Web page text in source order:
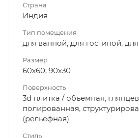
Страна
Индия
Тип помещения
для ванной, для гостиной,
Размер
60x60, 90x30
Поверхность
3d плитка / объемная,
полированная,
(рельефная)
Стиль